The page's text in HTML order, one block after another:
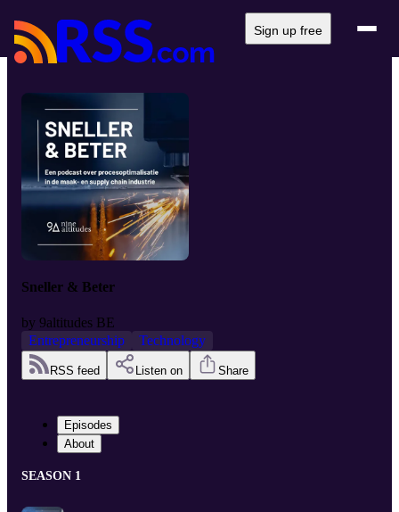
Sign up free
Sneller & Beter
by 9altitudes BE
Entrepreneurship
Technology
RSS feed Listen on Share
Episodes
About
SEASON 1